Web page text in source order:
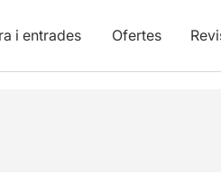
i entrades Ofertes